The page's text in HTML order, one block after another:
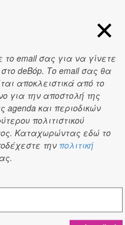
το κομμάτι. Αλλά και
ελληνικής κουζίνας; Και
υλικό που το τρωεί
δεν νομίζω
κακό. Δεν γίνεται να
τι σε ηρεμεί;
του σέρβις των
email σας για να γίνετε
deBόp. Το email σας θα
αποκλειστικά από το
για την αποστολή της
agenda και περιοδικών
πολιτιστικού
Καταχωρώντας εδώ το
την πολιτική